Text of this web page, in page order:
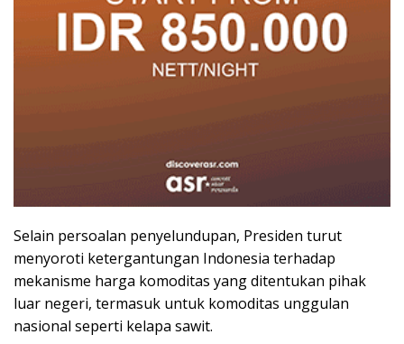
Selain persoalan penyelundupan, Presiden turut
menyoroti ketergantungan Indonesia terhadap
mekanisme harga komoditas yang ditentukan pihak
luar negeri, termasuk untuk komoditas unggulan
nasional seperti kelapa sawit.